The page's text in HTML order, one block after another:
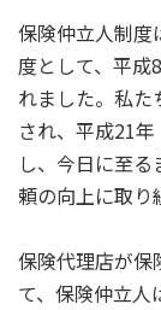
保険仲立人制度
度として、平成
れました。私
され、平成21
し、今日に至
頼の向上に取り
保険代理店が保
て、保険仲立人